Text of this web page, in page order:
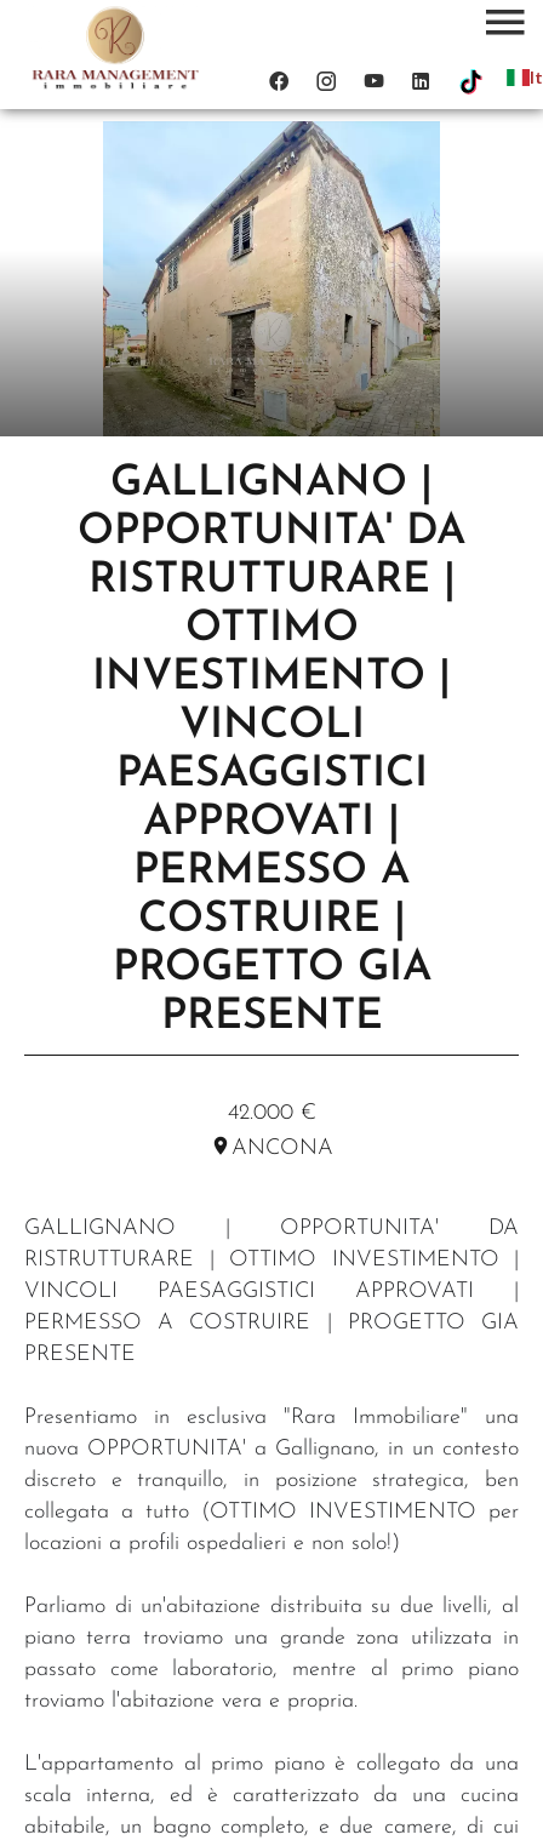
It
GALLIGNANO |
OPPORTUNITA' DA
RISTRUTTURARE |
OTTIMO
INVESTIMENTO |
VINCOLI
PAESAGGISTICI
APPROVATI |
PERMESSO A
COSTRUIRE |
PROGETTO GIA
PRESENTE
42.000 €
ANCONA
GALLIGNANO | OPPORTUNITA' DA
RISTRUTTURARE | OTTIMO INVESTIMENTO |
VINCOLI PAESAGGISTICI APPROVATI |
PERMESSO A COSTRUIRE | PROGETTO GIA
PRESENTE
Presentiamo in esclusiva "Rara Immobiliare" una
nuova OPPORTUNITA' a Gallignano, in un contesto
discreto e tranquillo, in posizione strategica, ben
collegata a tutto (OTTIMO INVESTIMENTO per
locazioni a profili ospedalieri e non solo!)
Parliamo di un'abitazione distribuita su due livelli, al
piano terra troviamo una grande zona utilizzata in
passato come laboratorio, mentre al primo piano
troviamo l'abitazione vera e propria.
L'appartamento al primo piano è collegato da una
scala interna, ed è caratterizzato da una cucina
abitabile, un bagno completo, e due camere, di cui